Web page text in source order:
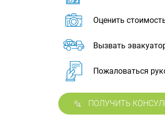
Оценить
Вызвать
Пожаловаться
ПОЛУЧИТЬ